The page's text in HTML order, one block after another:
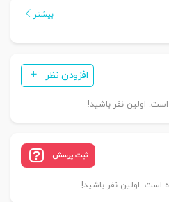
بیشتر
افزودن نظر
اولین نفر باشید!
ثبت پرسش
اولین نفر باشید!